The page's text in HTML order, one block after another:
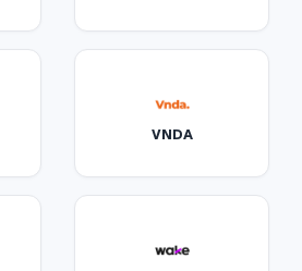
VNDA